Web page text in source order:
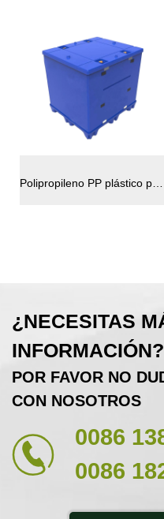
¿NECESITAS
INFORMACIÓN?
POR FAVOR NO
CON NOSOTROS
0086
0086